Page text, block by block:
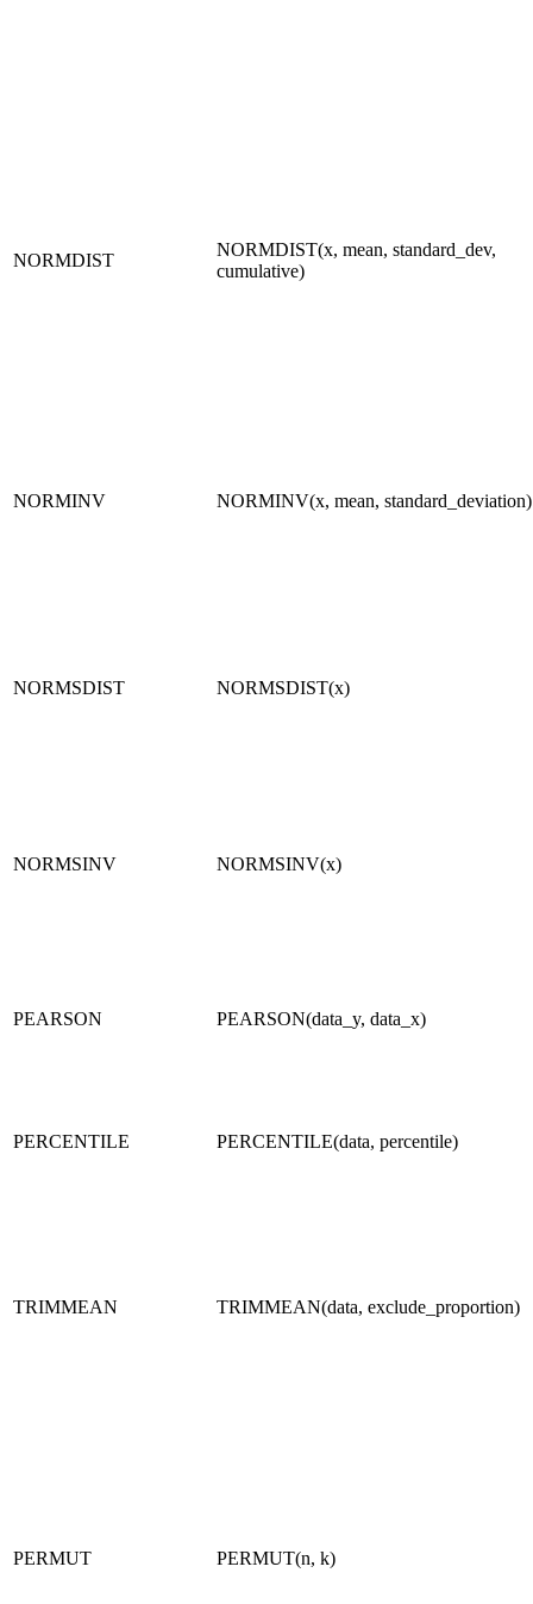
NORMDIST
NORMDIST(x, mean, standard_dev,
cumulative)
NORMINV NORMINV(x, mean, standard_deviation)
NORMSDIST NORMSDIST(x)
NORMSINV NORMSINV(x)
PEARSON PEARSON(data_y, data_x)
PERCENTILE PERCENTILE(data, percentile)
TRIMMEAN TRIMMEAN(data, exclude_proportion)
PERMUT PERMUT(n, k)